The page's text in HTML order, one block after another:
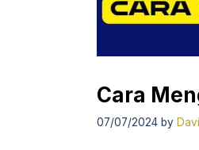
Cara
07/07/2024 by